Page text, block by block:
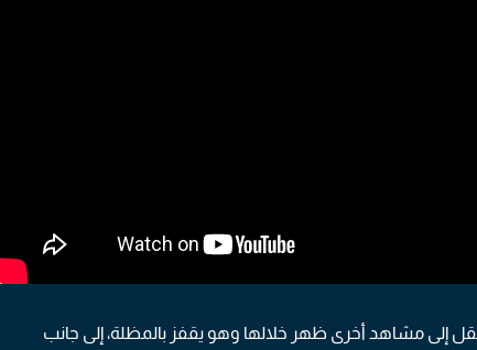
إلى مشاهد أخرى ظهر خلالها وهو يقفز بالمظلة، إلى جانب